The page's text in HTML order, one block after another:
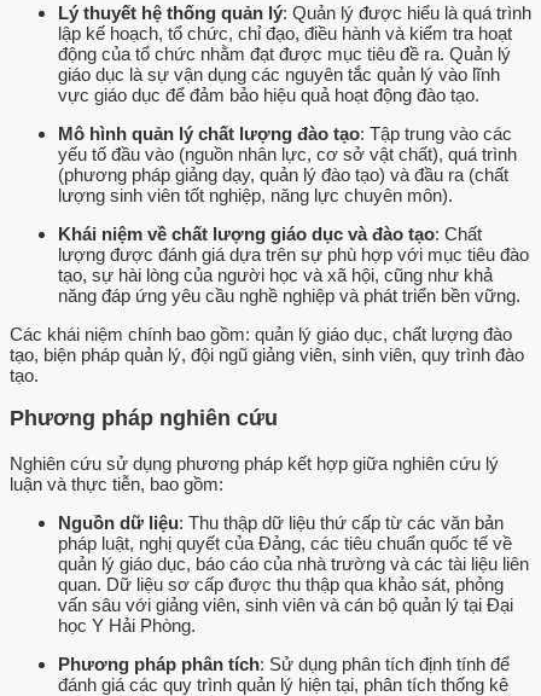
Lý thuyết hệ thống quản lý: Quản lý được hiểu là quá trình
lập kế hoạch, tổ chức, chỉ đạo, điều hành và kiểm tra hoạt
động của tổ chức nhằm đạt được mục tiêu đề ra. Quản lý
giáo dục là sự vận dụng các nguyên tắc quản lý vào lĩnh
vực giáo dục để đảm bảo hiệu quả hoạt động đào tạo.
Mô hình quản lý chất lượng đào tạo: Tập trung vào các
yếu tố đầu vào (nguồn nhân lực, cơ sở vật chất), quá trình
(phương pháp giảng dạy, quản lý đào tạo) và đầu ra (chất
lượng sinh viên tốt nghiệp, năng lực chuyên môn).
Khái niệm về chất lượng giáo dục và đào tạo: Chất
lượng được đánh giá dựa trên sự phù hợp với mục tiêu đào
tạo, sự hài lòng của người học và xã hội, cũng như khả
năng đáp ứng yêu cầu nghề nghiệp và phát triển bền vững.
Các khái niệm chính bao gồm: quản lý giáo dục, chất lượng đào
tạo, biện pháp quản lý, đội ngũ giảng viên, sinh viên, quy trình đào
tạo.
Phương pháp nghiên cứu
Nghiên cứu sử dụng phương pháp kết hợp giữa nghiên cứu lý
luận và thực tiễn, bao gồm:
Nguồn dữ liệu: Thu thập dữ liệu thứ cấp từ các văn bản
pháp luật, nghị quyết của Đảng, các tiêu chuẩn quốc tế về
quản lý giáo dục, báo cáo của nhà trường và các tài liệu liên
quan. Dữ liệu sơ cấp được thu thập qua khảo sát, phỏng
vấn sâu với giảng viên, sinh viên và cán bộ quản lý tại Đại
học Y Hải Phòng.
Phương pháp phân tích: Sử dụng phân tích định tính để
đánh giá các quy trình quản lý hiện tại, phân tích thống kê